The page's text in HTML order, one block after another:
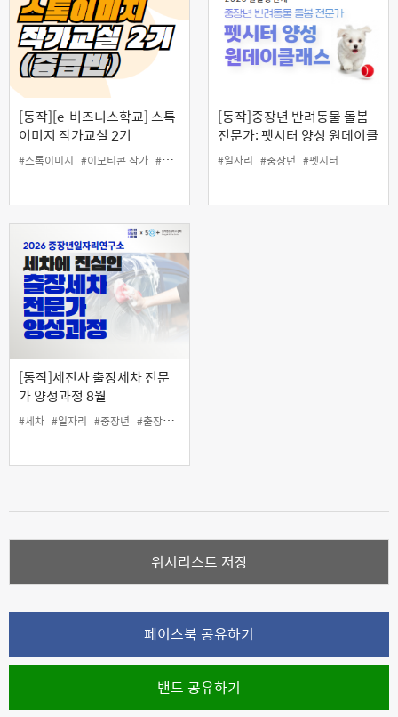
[동작][e-비즈니스학교] 스톡
이미지 작가교실 2기
#스톡이미지 #이모티콘 작가 #중장년 #취업
[동작]중장년 반려동물 돌봄
전문가: 펫시터 양성 원데이클
래스 (9월)
#일자리 #중장년 #펫시터
[동작]세진사 출장세차 전문
가 양성과정 8월
#세차 #일자리 #중장년 #출장세차
위시리스트 저장
페이스북 공유하기
밴드 공유하기